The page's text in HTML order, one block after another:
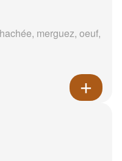
merguez, oeuf,